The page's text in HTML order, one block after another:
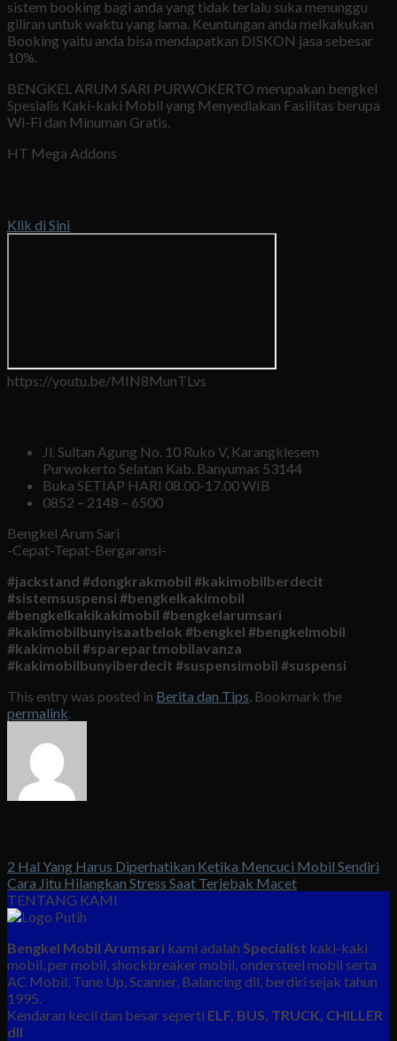
sistem booking bagi anda yang tidak terlalu suka menunggu
giliran untuk waktu yang lama. Keuntungan anda melkakukan
Booking yaitu anda bisa mendapatkan DISKON jasa sebesar
10%.
BENGKEL ARUM SARI PURWOKERTO merupakan bengkel
Spesialis Kaki-kaki Mobil yang Menyediakan Fasilitas berupa
Wi-Fi dan Minuman Gratis.
HT Mega Addons
Klik di Sini
https://youtu.be/MIN8MunTLvs
Jl. Sultan Agung No. 10 Ruko V, Karangklesem
Purwokerto Selatan Kab. Banyumas 53144
Buka SETIAP HARI 08.00-17.00 WIB
0852 – 2148 – 6500
Bengkel Arum Sari
-Cepat-Tepat-Bergaransi-
#jackstand #dongkrakmobil #kakimobilberdecit
#sistemsuspensi #bengkelkakimobil
#bengkelkakikakimobil #bengkelarumsari
#kakimobilbunyisaatbelok #bengkel #bengkelmobil
#kakimobil #sparepartmobilavanza
#kakimobilbunyiberdecit #suspensimobil #suspensi
This entry was posted in Berita dan Tips. Bookmark the
permalink.
2 Hal Yang Harus Diperhatikan Ketika Mencuci Mobil Sendiri
Cara Jitu Hilangkan Stress Saat Terjebak Macet
TENTANG KAMI
Bengkel Mobil Arumsari kami adalah Specialist kaki-kaki
mobil, per mobil, shockbreaker mobil, ondersteel mobil serta
AC Mobil, Tune Up, Scanner, Balancing dll, berdiri sejak tahun
1995.
Kendaran kecil dan besar seperti ELF, BUS, TRUCK, CHILLER
dll